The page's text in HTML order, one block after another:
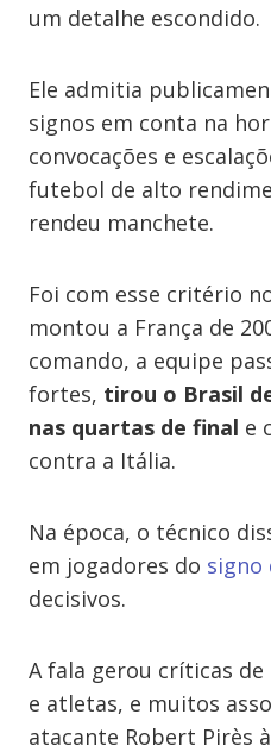
um detalhe escondido.
Ele admitia
signos em conta na
convocações e
futebol de alto
rendeu manchete.
Foi com esse critério
montou a França de
comando, a equipe
fortes, tirou o Brasil
nas quartas de final e
contra a Itália.
Na época, o técnico
em jogadores do signo
decisivos.
A fala gerou críticas
e atletas, e muitos
atacante Robert Pirès